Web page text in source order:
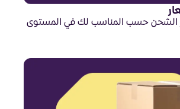
الشحن حسب المناسب لك في المستوى